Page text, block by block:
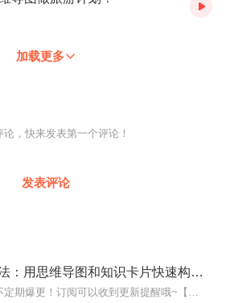
加载更多
论，快来发表第一个评论！
发表评论
高效学习法：用思维导图和知识卡片快速构建个人知识体系
日更5集，不定期爆更！订阅可以收到更新提醒哦~【内容简介】本书整合了思维导图与知识卡片两种新型的可视化学习方法，帮助我们精选学习的内容、增强对知识的...